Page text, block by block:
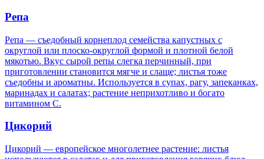
Репа
Репа — съедобный корнеплод семейства капустных с
округлой или плоско-округлой формой и плотной белой
мякотью. Вкус сырой репы слегка перчинный, при
приготовлении становится мягче и слаще; листья тоже
съедобны и ароматны. Используется в супах, рагу, запеканках,
маринадах и салатах; растение неприхотливо и богато
витамином C.
Цикорий
Цикорий — европейское многолетнее растение: листья